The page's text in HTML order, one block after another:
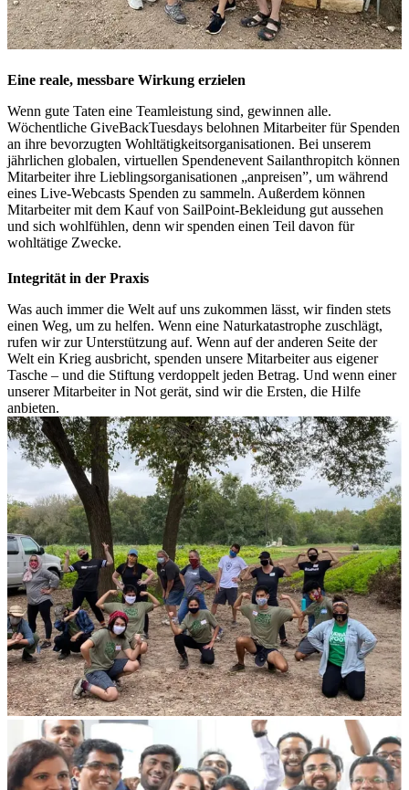
Eine reale, messbare Wirkung erzielen
Wenn gute Taten eine Teamleistung sind, gewinnen alle.
Wöchentliche GiveBackTuesdays belohnen Mitarbeiter für Spenden
an ihre bevorzugten Wohltätigkeitsorganisationen. Bei unserem
jährlichen globalen, virtuellen Spendenevent Sailanthropitch können
Mitarbeiter ihre Lieblingsorganisationen „anpreisen”, um während
eines Live-Webcasts Spenden zu sammeln. Außerdem können
Mitarbeiter mit dem Kauf von SailPoint-Bekleidung gut aussehen
und sich wohlfühlen, denn wir spenden einen Teil davon für
wohltätige Zwecke.
Integrität in der Praxis
Was auch immer die Welt auf uns zukommen lässt, wir finden stets
einen Weg, um zu helfen. Wenn eine Naturkatastrophe zuschlägt,
rufen wir zur Unterstützung auf. Wenn auf der anderen Seite der
Welt ein Krieg ausbricht, spenden unsere Mitarbeiter aus eigener
Tasche – und die Stiftung verdoppelt jeden Betrag. Und wenn einer
unserer Mitarbeiter in Not gerät, sind wir die Ersten, die Hilfe
anbieten.